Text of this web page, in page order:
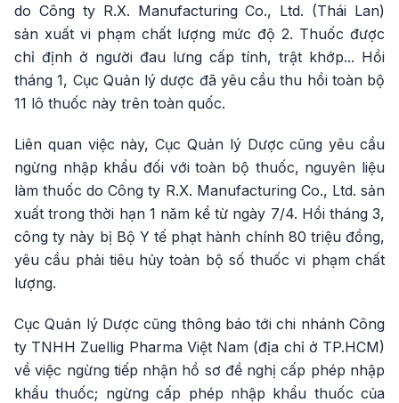
do Công ty R.X. Manufacturing Co., Ltd. (Thái Lan)
sản xuất vi phạm chất lượng mức độ 2. Thuốc được
chỉ định ở người đau lưng cấp tính, trật khớp... Hồi
tháng 1, Cục Quản lý dược đã yêu cầu thu hồi toàn bộ
11 lô thuốc này trên toàn quốc.
Liên quan việc này, Cục Quản lý Dược cũng yêu cầu
ngừng nhập khẩu đối với toàn bộ thuốc, nguyên liệu
làm thuốc do Công ty R.X. Manufacturing Co., Ltd. sản
xuất trong thời hạn 1 năm kể từ ngày 7/4. Hồi tháng 3,
công ty này bị Bộ Y tế phạt hành chính 80 triệu đồng,
yêu cầu phải tiêu hủy toàn bộ số thuốc vi phạm chất
lượng.
Cục Quản lý Dược cũng thông báo tới chi nhánh Công
ty TNHH Zuellig Pharma Việt Nam (địa chỉ ở TP.HCM)
về việc ngừng tiếp nhận hồ sơ đề nghị cấp phép nhập
khẩu thuốc; ngừng cấp phép nhập khẩu thuốc của